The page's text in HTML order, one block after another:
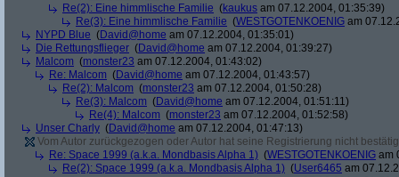
Re(2): Eine himmlische Familie (kaukus am 07.12.2004, 01:35:39)
Re(3): Eine himmlische Familie (WESTGOTENKOENIG am
NYPD Blue (David@home am 07.12.2004, 01:35:01)
Die Rettungsflieger (David@home am 07.12.2004, 01:39:27)
Malcom (monster23 am 07.12.2004, 01:43:02)
Re: Malcom (David@home am 07.12.2004, 01:43:57)
Re(2): Malcom (monster23 am 07.12.2004, 01:50:28)
Re(3): Malcom (David@home am 07.12.2004, 01:51:11)
Re(4): Malcom (monster23 am 07.12.2004, 01:52:58)
Unser Charly (David@home am 07.12.2004, 01:47:13)
Vom Autor zurückgezogen oder Autor hat seine Registrierung nicht
Re: Space 1999 (a.k.a. Mondbasis Alpha 1) (WESTGOTENKOENIG am
Re(2): Space 1999 (a.k.a. Mondbasis Alpha 1) (User6465 am